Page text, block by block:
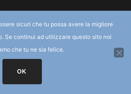
LOVERS BYTEAM MUD & SNOW ASD
Credits Online Store
sicuri che tu possa avere la migliore
Se continui ad utilizzare questo sito noi
che tu ne sia felice.
OK